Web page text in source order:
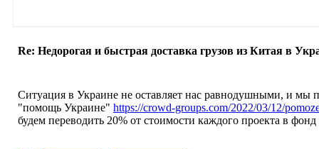
Re: Недорогая и быстрая доставка грузов из Китая в
Ситуация в Украине не оставляет нас равнодушными, и мы
"помощь Украине" https://crowd-groups.com/2022/03/12/
будем переводить 20% от стоимости каждого проекта в